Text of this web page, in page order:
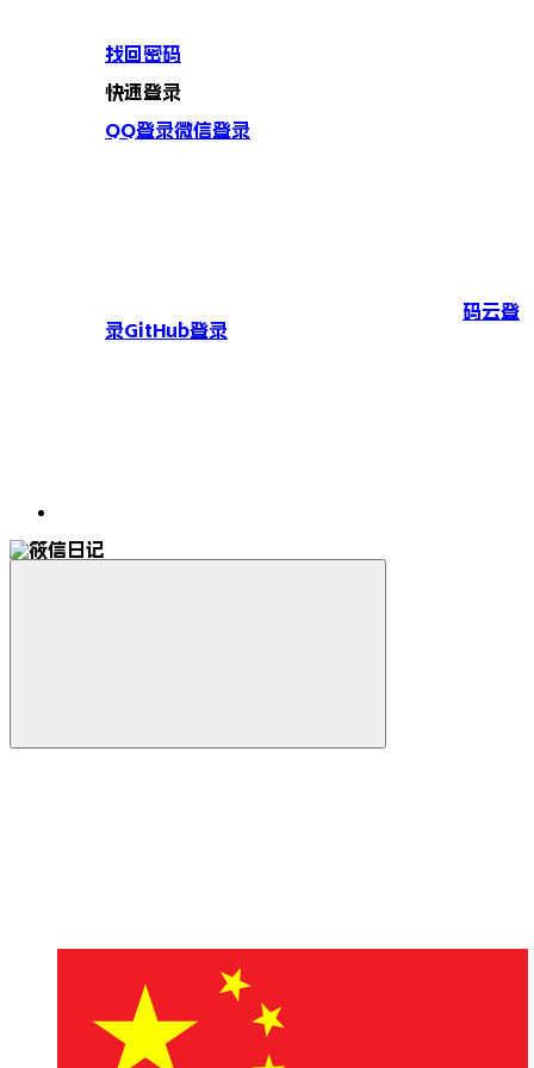
找回密码
快速登录
QQ登录微信登录
码云登
录GitHub登录